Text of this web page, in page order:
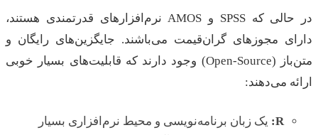
در حالی که SPSS و AMOS نرم‌افزارهای قدرتمندی هستند،
دارای مجوزهای گران‌قیمت می‌باشند. جایگزین‌های رایگان و
متن‌باز (Open-Source) وجود دارند که قابلیت‌های بسیار خوبی
ارائه می‌دهند:
R: یک زبان برنامه‌نویسی و محیط نرم‌افزاری بسیار